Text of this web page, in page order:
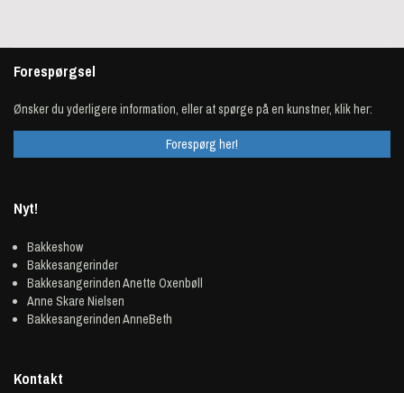
Forespørgsel
Ønsker du yderligere information, eller at spørge på en kunstner, klik her:
Forespørg her!
Nyt!
Bakkeshow
Bakkesangerinder
Bakkesangerinden Anette Oxenbøll
Anne Skare Nielsen
Bakkesangerinden AnneBeth
Kontakt